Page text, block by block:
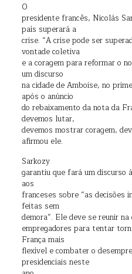
O
presidente francês, Nicolás
país superará a
crise. “A crise pode ser
vontade coletiva
e a coragem para reformar o
um discurso
na cidade de Amboise, no
após o anúncio
do rebaixamento da nota da
devemos lutar,
devemos mostrar coragem,
afirmou ele.
Sarkozy
garantiu que fará um discurso
aos
franceses sobre “as decisões
feitas sem
demora”. Ele deve se reunir
empregadores para tentar
França mais
flexível e combater o
presidenciais neste